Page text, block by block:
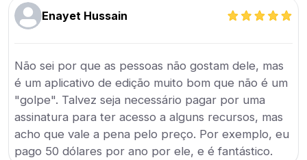
Enayet Hussain
Não sei por que as pessoas não gostam dele, mas
é um aplicativo de edição muito bom que não é um
"golpe". Talvez seja necessário pagar por uma
assinatura para ter acesso a alguns recursos, mas
acho que vale a pena pelo preço. Por exemplo, eu
pago 50 dólares por ano por ele, e é fantástico.